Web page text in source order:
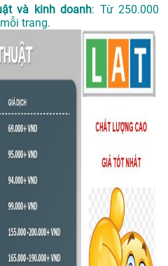
và kinh doanh: Từ 250.000
trang.